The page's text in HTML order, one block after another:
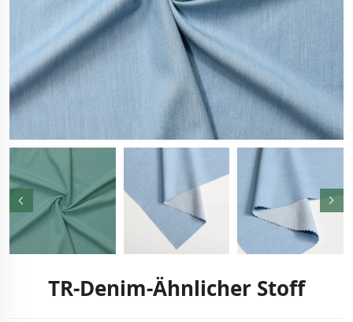
TR-Denim-Ähnlicher Stoff